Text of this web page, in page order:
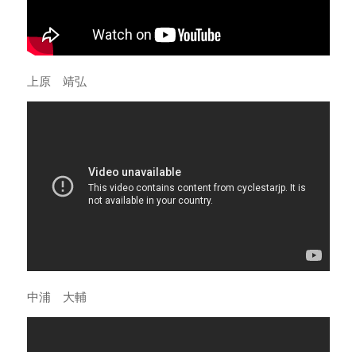
上原 靖弘
中浦 大輔